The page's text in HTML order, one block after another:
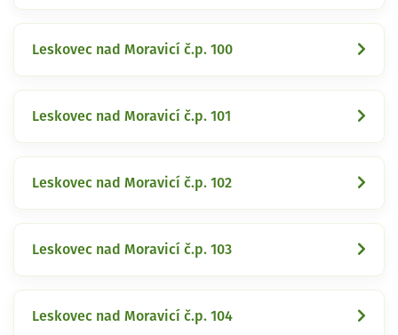
Leskovec nad Moravicí č.p. 100
Leskovec nad Moravicí č.p. 101
Leskovec nad Moravicí č.p. 102
Leskovec nad Moravicí č.p. 103
Leskovec nad Moravicí č.p. 104